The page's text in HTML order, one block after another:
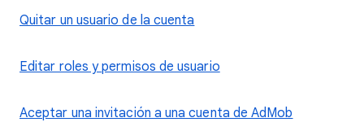
Quitar un usuario de la cuenta
Editar roles y permisos de usuario
Aceptar una invitación a una cuenta de AdMob